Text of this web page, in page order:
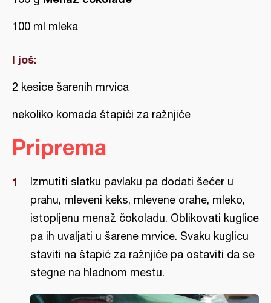
100 ml mleka
I još:
2 kesice šarenih mrvica
nekoliko komada štapići za ražnjiće
Priprema
Izmutiti slatku pavlaku pa dodati šećer u
prahu, mleveni keks, mlevene orahe, mleko,
istopljenu menaž čokoladu. Oblikovati kuglice
pa ih uvaljati u šarene mrvice. Svaku kuglicu
staviti na štapić za ražnjiće pa ostaviti da se
stegne na hladnom mestu.